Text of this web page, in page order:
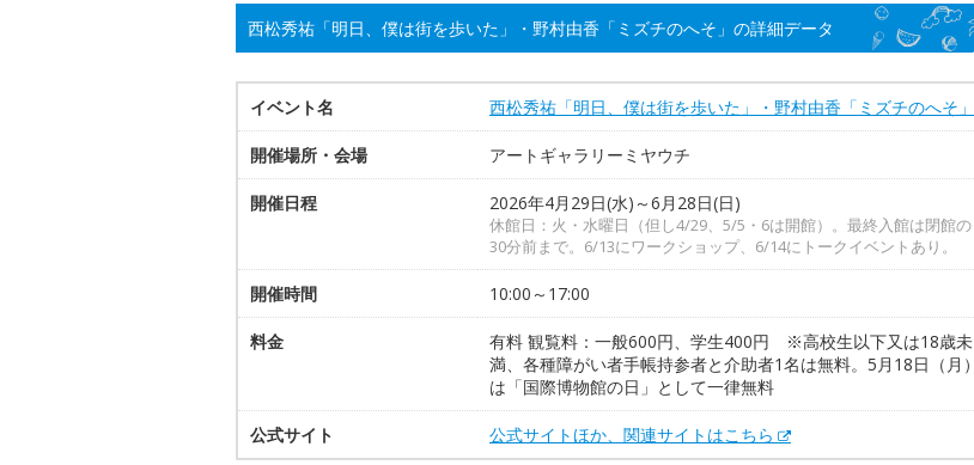
西松秀祐「明日、僕は街を歩いた」・野村由香「ミズチのへそ」の詳細データ
イベント名 西松秀祐「明日、僕は街を歩いた」・野村由香「ミズチのへそ」
開催場所・会場 アートギャラリーミヤウチ
開催日程 2026年4月29日(水)～6月28日(日)
休館日：火・水曜日（但し4/29、5/5・6は開館）。最終入館は閉館の
30分前まで。6/13にワークショップ、6/14にトークイベントあり。
開催時間 10:00～17:00
料金
有料 観覧料：一般600円、学生400円 ※高校生以下又は18歳未
満、各種障がい者手帳持参者と介助者1名は無料。5月18日（月）
は「国際博物館の日」として一律無料
公式サイト 公式サイトほか、関連サイトはこちら